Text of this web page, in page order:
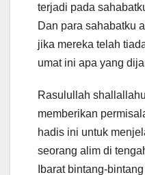
terjadi pada
Dan para sahabatku
jika mereka telah
umat ini apa yang
Rasulullah
memberikan
hadis ini untuk
seorang alim di
Ibarat bintang-